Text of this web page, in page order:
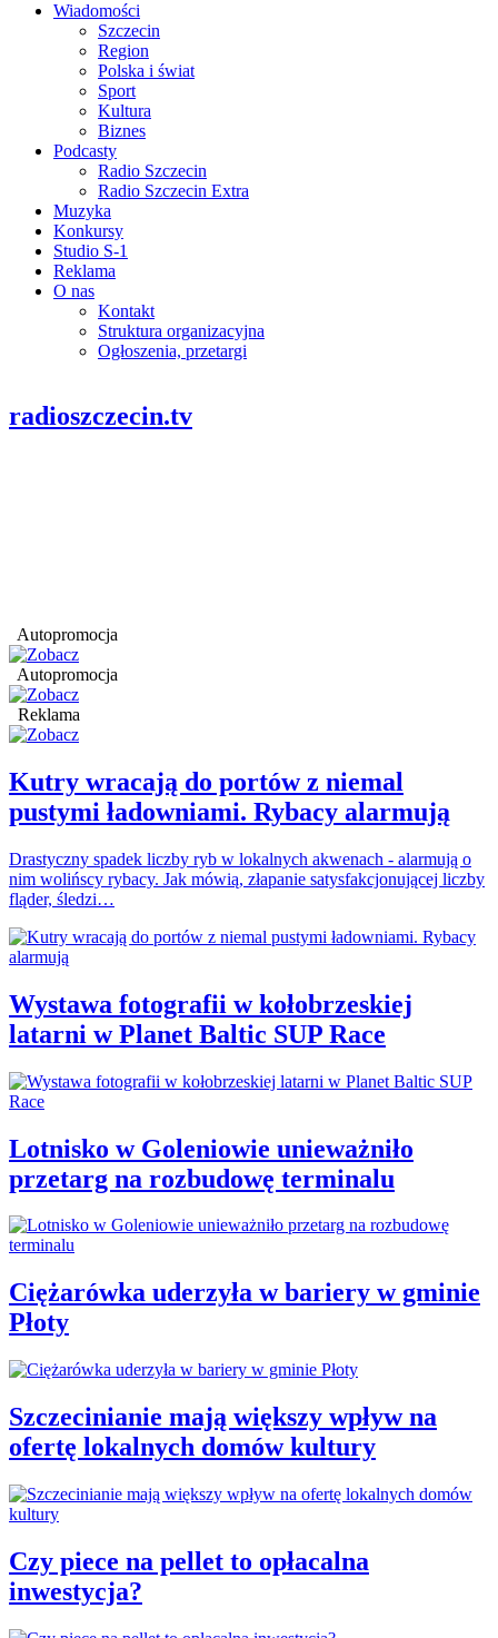
Wiadomości
Szczecin
Region
Polska i świat
Sport
Kultura
Biznes
Podcasty
Radio Szczecin
Radio Szczecin Extra
Muzyka
Konkursy
Studio S-1
Reklama
O nas
Kontakt
Struktura organizacyjna
Ogłoszenia, przetargi
radioszczecin.tv
Autopromocja
Autopromocja
Reklama
Kutry wracają do portów z niemal
pustymi ładowniami. Rybacy alarmują
Drastyczny spadek liczby ryb w lokalnych akwenach - alarmują o
nim wolińscy rybacy. Jak mówią, złapanie satysfakcjonującej liczby
fląder, śledzi…
Wystawa fotografii w kołobrzeskiej
latarni w Planet Baltic SUP Race
Lotnisko w Goleniowie unieważniło
przetarg na rozbudowę terminalu
Ciężarówka uderzyła w bariery w gminie
Płoty
Szczecinianie mają większy wpływ na
ofertę lokalnych domów kultury
Czy piece na pellet to opłacalna
inwestycja?